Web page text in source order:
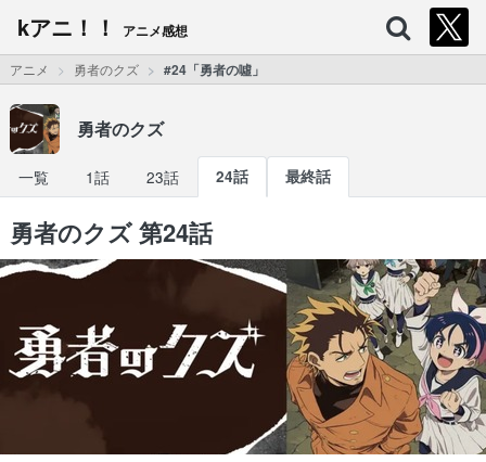
kアニ！！ アニメ感想
アニメ 勇者のクズ #24「勇者の噓」
勇者のクズ
一覧 1話 23話 24話 最終話
勇者のクズ 第24話